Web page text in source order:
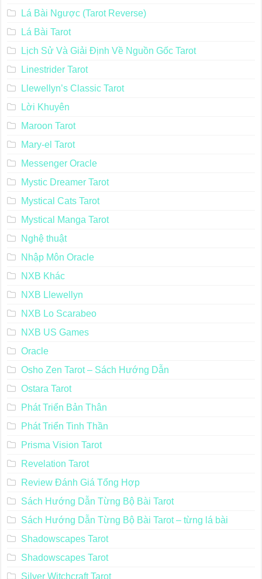
Lá Bài Ngược (Tarot Reverse)
Lá Bài Tarot
Lịch Sử Và Giải Định Về Nguồn Gốc Tarot
Linestrider Tarot
Llewellyn’s Classic Tarot
Lời Khuyên
Maroon Tarot
Mary-el Tarot
Messenger Oracle
Mystic Dreamer Tarot
Mystical Cats Tarot
Mystical Manga Tarot
Nghệ thuật
Nhập Môn Oracle
NXB Khác
NXB Llewellyn
NXB Lo Scarabeo
NXB US Games
Oracle
Osho Zen Tarot – Sách Hướng Dẫn
Ostara Tarot
Phát Triển Bản Thân
Phát Triển Tinh Thần
Prisma Vision Tarot
Revelation Tarot
Review Đánh Giá Tổng Hợp
Sách Hướng Dẫn Từng Bộ Bài Tarot
Sách Hướng Dẫn Từng Bộ Bài Tarot – từng lá bài
Shadowscapes Tarot
Shadowscapes Tarot
Silver Witchcraft Tarot